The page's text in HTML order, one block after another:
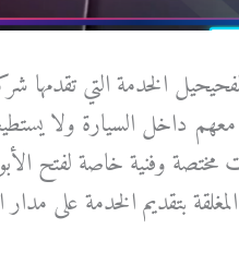
الخدمة التي تقدمها
داخل السيارة ولا
وفنية خاصة لفتح
بتقديم الخدمة على